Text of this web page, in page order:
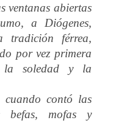
ventanas abiertas
a Diógenes,
tradición férrea,
por vez primera
la soledad y la
contó las
befas, mofas y